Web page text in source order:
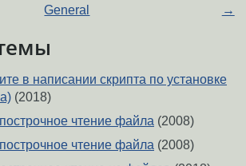
General →
в написании скрипта по установке
(2018)
чтение файла (2008)
чтение файла (2008)